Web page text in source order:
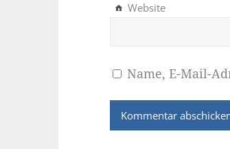
Website
Name, E-Mail-